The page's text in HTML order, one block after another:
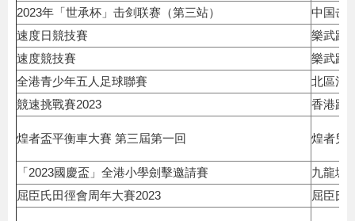
2023年「世承杯」击剑联赛（第三站）
中国击
速度日競技賽
樂武跆
速度競技賽
樂武跆
全港青少年五人足球聯賽
北區清
競速挑戰賽2023
香港跆
煌者盃平衡車大賽 第三屆第一回 煌者兒
「2023國慶盃」全港小學劍擊邀請賽
九龍城
屈臣氏田徑會周年大賽2023
屈臣氏